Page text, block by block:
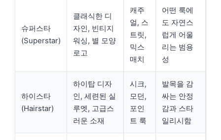
슈퍼스타
(Superstar)
클래식한 디
자인, 빈티지
워싱, 별 모양
로고
캐주
얼, 스
트릿,
믹스
매치
어떤 룩에
도 자연스
럽게 어울
리는 범용
성
하이스타
(Hairstar)
하이탑 디자
인, 세련된 실
루엣, 고급스
러운 소재
시크,
모던,
포인
트 룩
발목을 감
싸는 안정
감과 스타
일리시함